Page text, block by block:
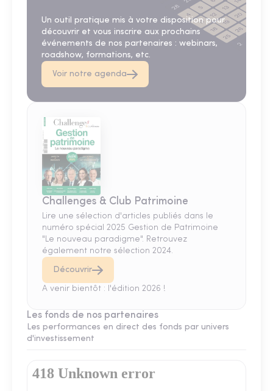
Un outil pratique mis à votre disposition pour
découvrir et vous inscrire aux prochains
événements de nos partenaires : webinars,
roadshow, formations, etc.
Voir notre agenda
Challenges & Club Patrimoine
Lire une sélection d'articles publiés dans le
numéro spécial 2025 Gestion de Patrimoine
"Le nouveau paradigme". Retrouvez
également notre sélection 2024.
Découvrir
A venir bientôt : l'édition 2026 !
Les fonds de nos partenaires
Les performances en direct des fonds par univers
d'investissement